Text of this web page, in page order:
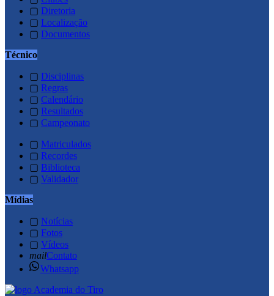
▢ Diretoria
▢ Localização
▢ Documentos
Técnico
▢ Disciplinas
▢ Regras
▢ Calendário
▢ Resultados
▢ Campeonato
▢ Matriculados
▢ Recordes
▢ Biblioteca
▢ Validador
Mídias
▢ Notícias
▢ Fotos
▢ Vídeos
mailContato
Whatsapp